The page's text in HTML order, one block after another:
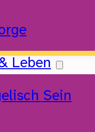
Leben
Sein